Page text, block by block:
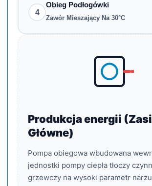
4
Obieg Podłogówki
Zawór Mieszający Na 30°C
Produkcja energii
Główne)
Pompa obiegowa wbudowana
jednostki pompy ciepła tłoczy
grzewczy na wysoki parametr